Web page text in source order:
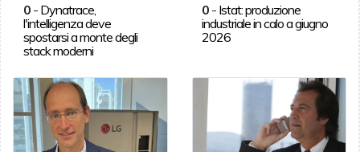
0- Dynatrace,
l'intelligenza deve
spostarsi a monte degli
stack moderni
0 - Istat: produzione
industriale in calo a giugno
2026